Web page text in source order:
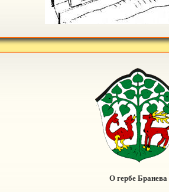
О гербе Бранева